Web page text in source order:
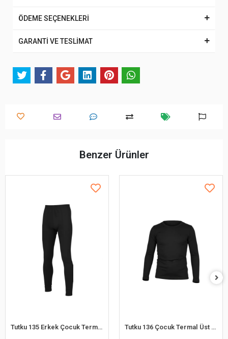
ÖDEME SEÇENEKLERİ
GARANTİ VE TESLİMAT
Benzer Ürünler
Tutku 135 Erkek Çocuk Termal Alt (Siyah) Tutku 136 Çocuk Termal Üst (Siyah)